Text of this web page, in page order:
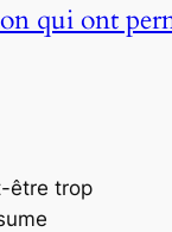
qui ont
être trop